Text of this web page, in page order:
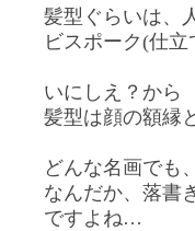
髪型ぐらいは、
ビスポーク(仕
いにしえ？から
髪型は顔の額縁
どんな名画でも
なんだか、落書
ですよね…